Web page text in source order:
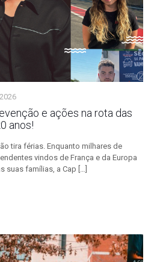
e ações na rota das
anos!
tira férias. Enquanto milhares de
vindos de França e da Europa
suas famílias, a Cap […]